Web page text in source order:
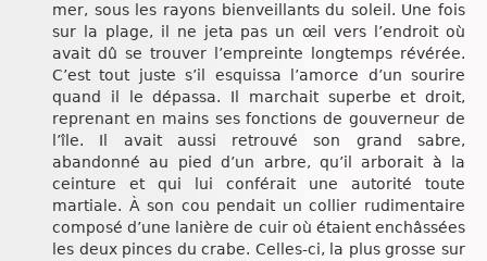
mer, sous les rayons bienveillants du soleil. Une fois
sur la plage, il ne jeta pas un œil vers l’endroit où
avait dû se trouver l’empreinte longtemps révérée.
C’est tout juste s’il esquissa l’amorce d’un sourire
quand il le dépassa. Il marchait superbe et droit,
reprenant en mains ses fonctions de gouverneur de
l’île. Il avait aussi retrouvé son grand sabre,
abandonné au pied d’un arbre, qu’il arborait à la
ceinture et qui lui conférait une autorité toute
martiale. À son cou pendait un collier rudimentaire
composé d’une lanière de cuir où étaient enchâssées
les deux pinces du crabe. Celles-ci, la plus grosse sur